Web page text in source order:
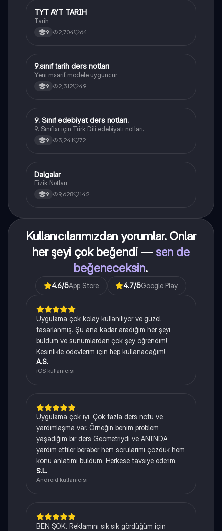
Tarih
TYT AYT TARİH
Tarih
9 2,704 64
Tarih
9.sınıf tarih ders notları
Yeni maarif modele uygundur
9 2,312 49
Türk Dili ve Edebiyatı
9. Sınıf edebiyat ders notları.
9. Sınıflar için Türk Dili edebiyatı notları.
9 3,241 72
Fizik
Dalgalar
Fizik Notları
9 9,628 142
Kullanıcılarımızdan yorumlar. Onlar
her şeyi çok beğendi — sen de
beğeneceksin.
4.6/5App Store 4.7/5Google Play
Uygulama çok kolay kullanılıyor ve güzel
tasarlanmış. Şu ana kadar aradığım her şeyi
buldum ve sunumlardan çok şey öğrendim!
Kesinlikle ödevlerim için hep kullanacağım!
A.S.
iOS kullanıcısı
Uygulama çok iyi. Çok fazla ders notu ve
yardımlaşma var. Örneğin benim problem
yaşadığım bir ders Geometriydi ve ANINDA
yardım ettiler beraber hem sorularımı çözdük hem
konu anlatımı buldum. Herkese tavsiye ederim.
S.L.
Android kullanıcısı
BEN ŞOK. Reklamını sık sık gördüğüm için